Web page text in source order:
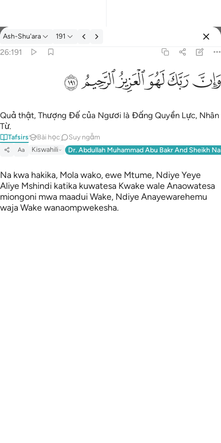
Tafsir: Ash-Shu'ara 26:191
Ash-Shu'ara 191
26:191
وَإِنَّ رَبَّكَ لَهُوَ ٱلْعَزِيزُ ٱلرَّحِيمُ ١٩١
ﱽﱾﱿﲀﲁﲂ
Quả thật, Thượng Đế của Ngươi là Đấng Quyền Lực, Nhân
Từ.
Tafsirs Bài học Suy ngẫm
Aa Kiswahili Dr. Abdullah Muhammad Abu Bakr And Sheikh
Na kwa hakika, Mola wako, ewe Mtume, Ndiye Yeye
Aliye Mshindi katika kuwatesa Kwake wale Anaowatesa
miongoni mwa maadui Wake, Ndiye Anayewarehemu
waja Wake wanaompwekesha.